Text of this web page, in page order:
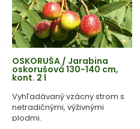
OSKORUŠA / Jarabina
oskorušová 130-140 cm,
kont. 2 l
Vyhľadávaný vzácny strom s
netradičnými, výživnými
plodmi.